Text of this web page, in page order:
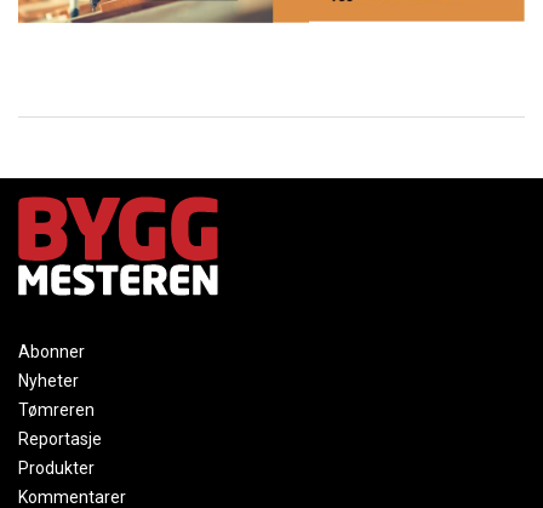
Abonner
Nyheter
Tømreren
Reportasje
Produkter
Kommentarer